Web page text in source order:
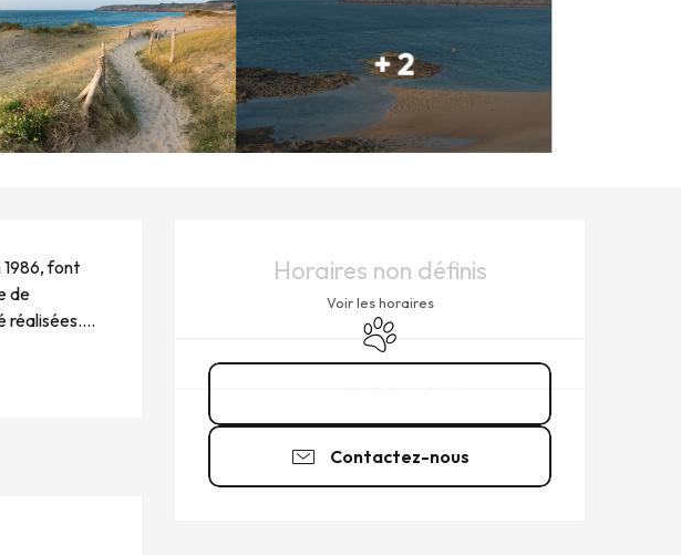
+ 2
Horaires non définis
Voir les horaires
Animaux acceptés
Contactez-nous
font
de
réalisées....